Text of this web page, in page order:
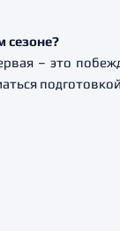
сезоне?
– это